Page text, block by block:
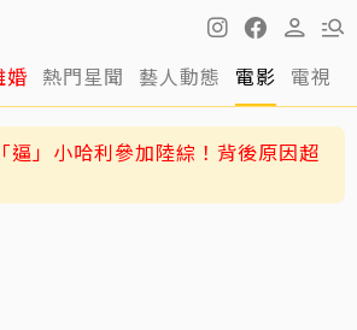
婚 熱門星聞 藝人動態 電影 電視
最後一次Do臉」 親揭內幕：這次做